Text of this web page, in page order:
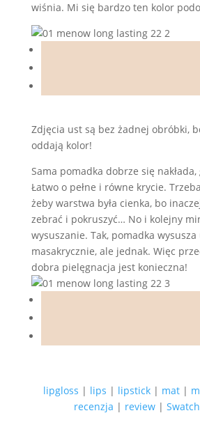
wiśnia. Mi się bardzo ten kolor
Zdjęcia ust są bez żadnej obróbki,
oddają kolor!
Sama pomadka dobrze się nakłada,
Łatwo o pełne i równe krycie.
żeby warstwa była cienka, bo
zebrać i pokruszyć… No i kolejny
wysuszanie. Tak, pomadka
masakrycznie, ale jednak. Więc
dobra pielęgnacja jest konieczna!
lipgloss | lips | lipstick | mat |
recenzja | review |Swatch